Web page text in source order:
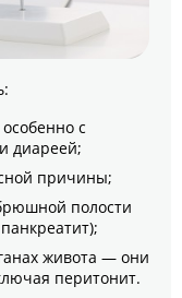
с
диареей;
причины;
полости
живота — они
перитонит.